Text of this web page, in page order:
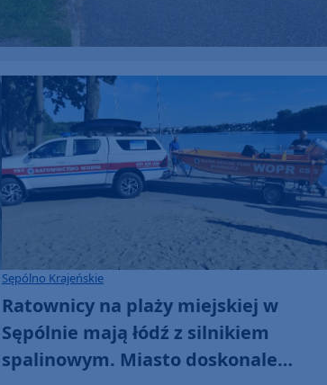
Sępólno Krajeńskie
Ratownicy na plaży miejskiej w
Sępólnie mają łódź z silnikiem
spalinowym. Miasto doskonale